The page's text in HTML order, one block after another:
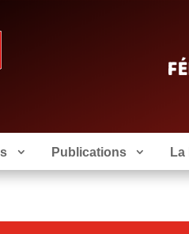
Publications La